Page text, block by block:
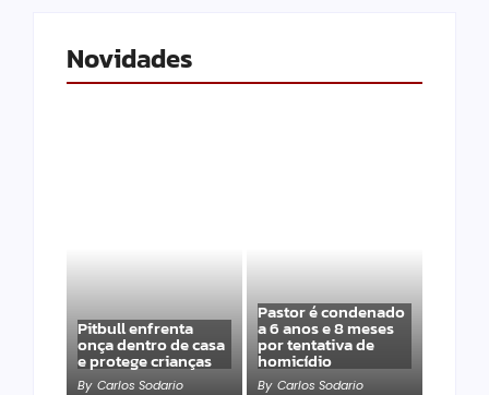
Novidades
Pitbull enfrenta
onça dentro de casa
e protege crianças
By Carlos Sodario
Pastor é condenado
a 6 anos e 8 meses
por tentativa de
homicídio
By Carlos Sodario